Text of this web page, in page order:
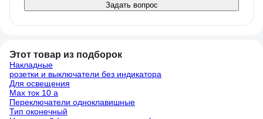
Задать вопрос
Этот товар из подборок
Накладные
розетки и выключатели без индикатора
Для освещения
Max ток 10 а
Переключатели одноклавишные
Тип оконечный